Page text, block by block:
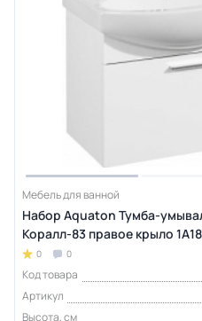
Мебель для ванной
Набор Aquaton Тумба-
Коралл-83 правое крыло
0 0
Код товара
Артикул
Высота, см